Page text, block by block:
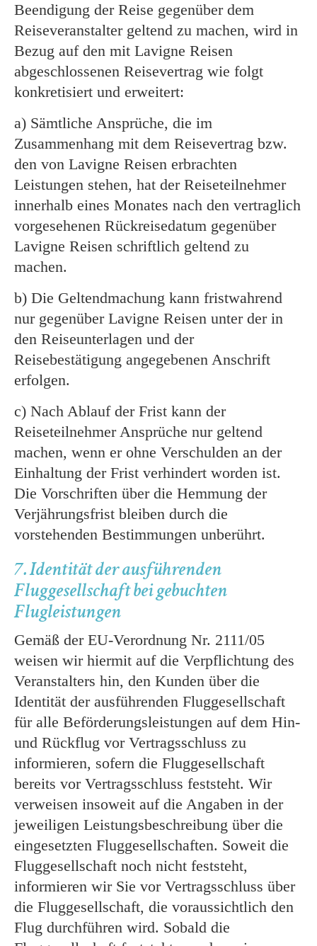
Beendigung der Reise gegenüber dem
Reiseveranstalter geltend zu machen, wird in
Bezug auf den mit Lavigne Reisen
abgeschlossenen Reisevertrag wie folgt
konkretisiert und erweitert:
a) Sämtliche Ansprüche, die im
Zusammenhang mit dem Reisevertrag bzw.
den von Lavigne Reisen erbrachten
Leistungen stehen, hat der Reiseteilnehmer
innerhalb eines Monates nach den vertraglich
vorgesehenen Rückreisedatum gegenüber
Lavigne Reisen schriftlich geltend zu
machen.
b) Die Geltendmachung kann fristwahrend
nur gegenüber Lavigne Reisen unter der in
den Reiseunterlagen und der
Reisebestätigung angegebenen Anschrift
erfolgen.
c) Nach Ablauf der Frist kann der
Reiseteilnehmer Ansprüche nur geltend
machen, wenn er ohne Verschulden an der
Einhaltung der Frist verhindert worden ist.
Die Vorschriften über die Hemmung der
Verjährungsfrist bleiben durch die
vorstehenden Bestimmungen unberührt.
7. Identität der ausführenden
Fluggesellschaft bei gebuchten
Flugleistungen
Gemäß der EU-Verordnung Nr. 2111/05
weisen wir hiermit auf die Verpflichtung des
Veranstalters hin, den Kunden über die
Identität der ausführenden Fluggesellschaft
für alle Beförderungsleistungen auf dem Hin-
und Rückflug vor Vertragsschluss zu
informieren, sofern die Fluggesellschaft
bereits vor Vertragsschluss feststeht. Wir
verweisen insoweit auf die Angaben in der
jeweiligen Leistungsbeschreibung über die
eingesetzten Fluggesellschaften. Soweit die
Fluggesellschaft noch nicht feststeht,
informieren wir Sie vor Vertragsschluss über
die Fluggesellschaft, die voraussichtlich den
Flug durchführen wird. Sobald die